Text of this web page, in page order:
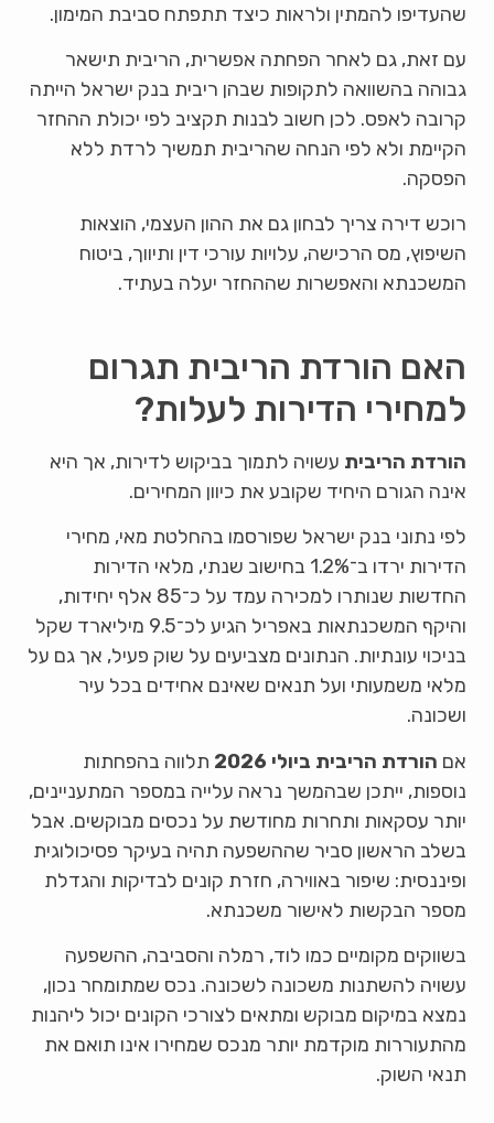
שהעדיפו להמתין ולראות כיצד תתפתח סביבת המימון.
עם זאת, גם לאחר הפחתה אפשרית, הריבית תישאר
גבוהה בהשוואה לתקופות שבהן ריבית בנק ישראל הייתה
קרובה לאפס. לכן חשוב לבנות תקציב לפי יכולת ההחזר
הקיימת ולא לפי הנחה שהריבית תמשיך לרדת ללא
הפסקה.
רוכש דירה צריך לבחון גם את ההון העצמי, הוצאות
השיפוץ, מס הרכישה, עלויות עורכי דין ותיווך, ביטוח
המשכנתא והאפשרות שההחזר יעלה בעתיד.
האם הורדת הריבית תגרום
למחירי הדירות לעלות?
הורדת הריבית עשויה לתמוך בביקוש לדירות, אך היא
אינה הגורם היחיד שקובע את כיוון המחירים.
לפי נתוני בנק ישראל שפורסמו בהחלטת מאי, מחירי
הדירות ירדו ב־1.2% בחישוב שנתי, מלאי הדירות
החדשות שנותרו למכירה עמד על כ־85 אלף יחידות,
והיקף המשכנתאות באפריל הגיע לכ־9.5 מיליארד שקל
בניכוי עונתיות. הנתונים מצביעים על שוק פעיל, אך גם על
מלאי משמעותי ועל תנאים שאינם אחידים בכל עיר
ושכונה.
אם הורדת הריבית ביולי 2026
תלווה בהפחתות
נוספות, ייתכן שבהמשך נראה עלייה במספר המתעניינים,
יותר עסקאות ותחרות מחודשת על נכסים מבוקשים. אבל
בשלב הראשון סביר שההשפעה תהיה בעיקר פסיכולוגית
ופיננסית: שיפור באווירה, חזרת קונים לבדיקות והגדלת
מספר הבקשות לאישור משכנתא.
בשווקים מקומיים כמו לוד, רמלה והסביבה, ההשפעה
עשויה להשתנות משכונה לשכונה. נכס שמתומחר נכון,
נמצא במיקום מבוקש ומתאים לצורכי הקונים יכול ליהנות
מהתעוררות מוקדמת יותר מנכס שמחירו אינו תואם את
תנאי השוק.